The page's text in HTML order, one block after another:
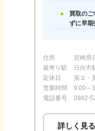
買取の
ずに早期
住所
宮崎県
最寄り駅
日向
定休日
第２・
営業時間
9:00～
電話番号
0982-
詳しく見る